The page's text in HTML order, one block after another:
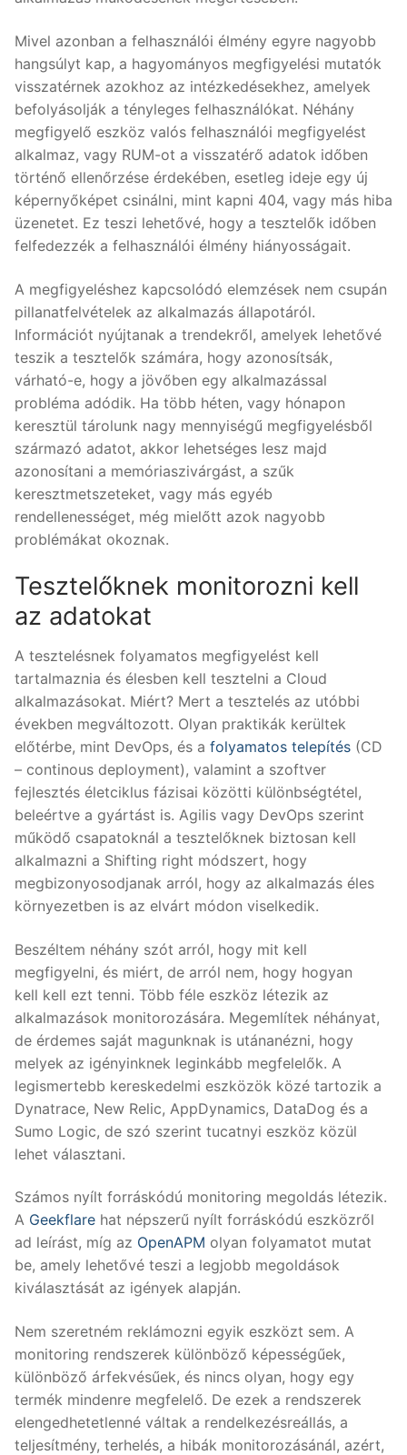
Mivel azonban a felhasználói élmény egyre nagyobb
hangsúlyt kap, a hagyományos megfigyelési mutatók
visszatérnek azokhoz az intézkedésekhez, amelyek
befolyásolják a tényleges felhasználókat. Néhány
megfigyelő eszköz valós felhasználói megfigyelést
alkalmaz, vagy RUM-ot a visszatérő adatok időben
történő ellenőrzése érdekében, esetleg ideje egy új
képernyőképet csinálni, mint kapni 404, vagy más hiba
üzenetet. Ez teszi lehetővé, hogy a tesztelők időben
felfedezzék a felhasználói élmény hiányosságait.
A megfigyeléshez kapcsolódó elemzések nem csupán
pillanatfelvételek az alkalmazás állapotáról.
Információt nyújtanak a trendekről, amelyek lehetővé
teszik a tesztelők számára, hogy azonosítsák,
várható-e, hogy a jövőben egy alkalmazással
probléma adódik. Ha több héten, vagy hónapon
keresztül tárolunk nagy mennyiségű megfigyelésből
származó adatot, akkor lehetséges lesz majd
azonosítani a memóriaszivárgást, a szűk
keresztmetszeteket, vagy más egyéb
rendellenességet, még mielőtt azok nagyobb
problémákat okoznak.
Tesztelőknek monitorozni kell
az adatokat
A tesztelésnek folyamatos megfigyelést kell
tartalmaznia és élesben kell tesztelni a Cloud
alkalmazásokat. Miért? Mert a tesztelés az utóbbi
években megváltozott. Olyan praktikák kerültek
előtérbe, mint DevOps, és a folyamatos telepítés (CD
– continous deployment), valamint a szoftver
fejlesztés életciklus fázisai közötti különbségtétel,
beleértve a gyártást is. Agilis vagy DevOps szerint
működő csapatoknál a tesztelőknek biztosan kell
alkalmazni a Shifting right módszert, hogy
megbizonyosodjanak arról, hogy az alkalmazás éles
környezetben is az elvárt módon viselkedik.
Beszéltem néhány szót arról, hogy mit kell
megfigyelni, és miért, de arról nem, hogy hogyan
kell kell ezt tenni. Több féle eszköz létezik az
alkalmazások monitorozására. Megemlítek néhányat,
de érdemes saját magunknak is utánanézni, hogy
melyek az igényinknek leginkább megfelelők. A
legismertebb kereskedelmi eszközök közé tartozik a
Dynatrace, New Relic, AppDynamics, DataDog és a
Sumo Logic, de szó szerint tucatnyi eszköz közül
lehet választani.
Számos nyílt forráskódú monitoring megoldás létezik.
A Geekflare hat népszerű nyílt forráskódú eszközről
ad leírást, míg az OpenAPM olyan folyamatot mutat
be, amely lehetővé teszi a legjobb megoldások
kiválasztását az igények alapján.
Nem szeretném reklámozni egyik eszközt sem. A
monitoring rendszerek különböző képességűek,
különböző árfekvésűek, és nincs olyan, hogy egy
termék mindenre megfelelő. De ezek a rendszerek
elengedhetetlenné váltak a rendelkezésreállás, a
teljesítmény, terhelés, a hibák monitorozásánál, azért,